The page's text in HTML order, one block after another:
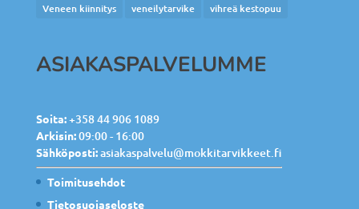
Veneen kiinnitys
veneilytarvike vihreä kestopuu
ASIAKASPALVELUMME
Soita:+358 44 906 1089
Arkisin:09:00 - 16:00
Sähköposti:asiakaspalvelu@mokkitarvikkeet.fi
Toimitusehdot
Tietosuojaseloste